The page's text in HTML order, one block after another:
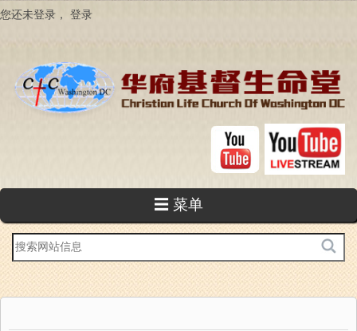
跳
您还未登录， 登录
☰ 菜单
站
内
搜
索